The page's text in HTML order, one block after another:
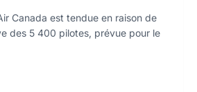
Canada est tendue en raison de
des 5 400 pilotes, prévue pour le